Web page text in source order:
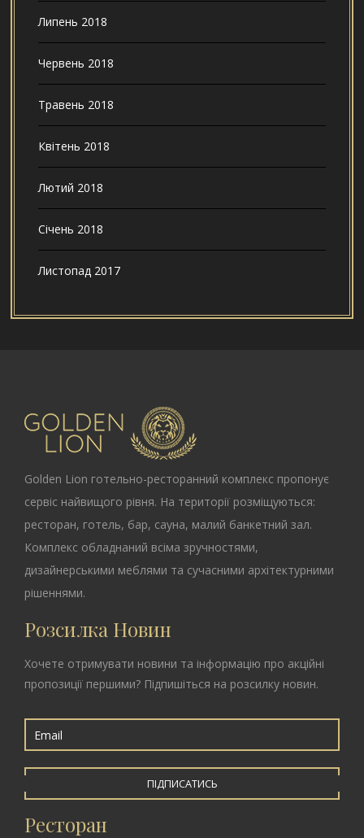
Липень 2018
Червень 2018
Травень 2018
Квітень 2018
Лютий 2018
Січень 2018
Листопад 2017
Golden Lion готельно-ресторанний комплекс пропонує
сервіс найвищого рівня. На території розміщуються:
ресторан, готель, бар, сауна, малий банкетний зал.
Комплекс обладнаний всіма зручностями,
дизайнерськими меблями та сучасними архітектурними
рішеннями.
Розсилка Новин
Хочете отримувати новини та інформацію про акційні
пропозиції першими? Підпишіться на розсилку новин.
ПІДПИСАТИСЬ
Ресторан